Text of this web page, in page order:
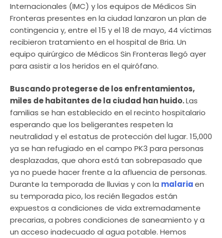
Internacionales (IMC) y los equipos de Médicos Sin
Fronteras presentes en la ciudad lanzaron un plan de
contingencia y, entre el 15 y el 18 de mayo, 44 víctimas
recibieron tratamiento en el hospital de Bria. Un
equipo quirúrgico de Médicos Sin Fronteras llegó ayer
para asistir a los heridos en el quirófano.
Buscando protegerse de los enfrentamientos,
miles de habitantes de la ciudad han huido.Las
familias se han establecido en el recinto hospitalario
esperando que los beligerantes respeten la
neutralidad y el estatus de protección del lugar. 15,000
ya se han refugiado en el campo PK3 para personas
desplazadas, que ahora está tan sobrepasado que
ya no puede hacer frente a la afluencia de personas.
Durante la temporada de lluvias y con la malariaen
su temporada pico, los recién llegados están
expuestos a condiciones de vida extremadamente
precarias, a pobres condiciones de saneamiento y a
un acceso inadecuado al agua potable. Hemos